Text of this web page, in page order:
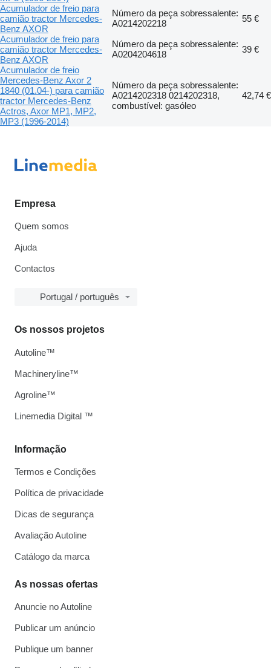
Acumulador de freio para
camião tractor Mercedes-
Benz AXOR
Número da peça sobressalente:
A0214202218
55 €
Acumulador de freio para
camião tractor Mercedes-
Benz AXOR
Número da peça sobressalente:
A0204204618
39 €
Acumulador de freio
Mercedes-Benz Axor 2
1840 (01.04-) para camião
tractor Mercedes-Benz
Actros, Axor MP1, MP2,
MP3 (1996-2014)
Número da peça sobressalente:
A0214202318 0214202318,
combustível: gasóleo
42,74 €
Empresa
Quem somos
Ajuda
Contactos
Portugal / português
Informação
Termos e Condições
Política de privacidade
Dicas de segurança
Avaliação Autoline
Catálogo da marca
As nossas ofertas
Anuncie no Autoline
Publicar um anúncio
Publique um banner
Os nossos projetos
Autoline™
Machineryline™
Agroline™
Linemedia Digital ™